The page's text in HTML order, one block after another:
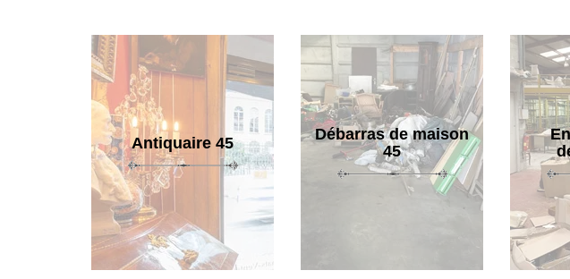
Antiquaire 45
Débarras de maison
45